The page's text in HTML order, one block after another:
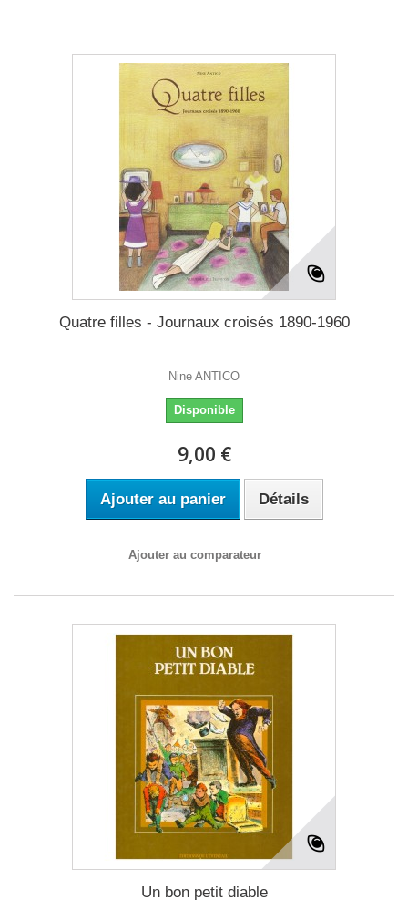
Quatre filles - Journaux croisés 1890-1960
Nine ANTICO
Disponible
9,00 €
Ajouter au panier Détails
Ajouter au comparateur
Un bon petit diable